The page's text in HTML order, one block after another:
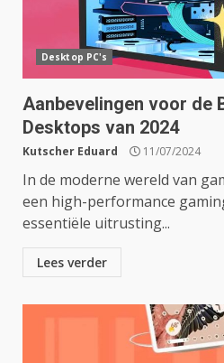
Desktop PC's
Aanbevelingen voor de
Desktops van 2024
Kutscher Eduard 11/07/2024
In de moderne wereld van
een high-performance
essentiële uitrusting...
Lees verder